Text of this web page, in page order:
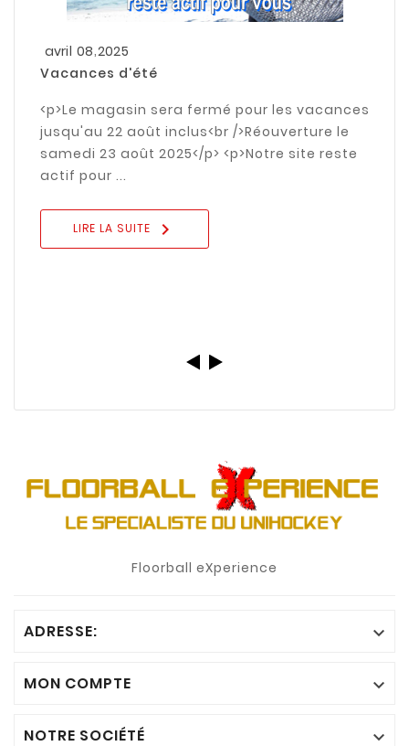
avril 08,2025
Vacances d'été
<p>Le magasin sera fermé pour les vacances
jusqu'au 22 août inclus<br />Réouverture le
samedi 23 août 2025</p> <p>Notre site reste
actif pour ...
LIRE LA SUITE 
Floorball eXperience
ADRESSE: 
MON COMPTE 
NOTRE SOCIÉTÉ 